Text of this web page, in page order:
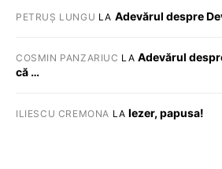
PETRUȘ LUNGU LA Adevărul despre
COSMIN PANZARIUC LA Adevărul
că …
ILIESCU CREMONA LA Iezer, papusa!